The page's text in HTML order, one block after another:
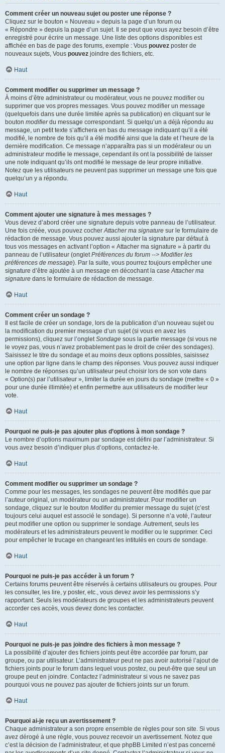
Comment créer un nouveau sujet ou poster une réponse ?
Cliquez sur le bouton « Nouveau » depuis la page d’un forum ou
« Répondre » depuis la page d’un sujet. Il se peut que vous ayez besoin d’être
enregistré pour écrire un message. Une liste des options disponibles est
affichée en bas de page des forums, exemple : Vous pouvez poster de
nouveaux sujets, Vous pouvez joindre des fichiers, etc.
Haut
Comment modifier ou supprimer un message ?
À moins d’être administrateur ou modérateur, vous ne pouvez modifier ou
supprimer que vos propres messages. Vous pouvez modifier un message
(quelquefois dans une durée limitée après sa publication) en cliquant sur le
bouton modifierdu message correspondant. Si quelqu’un a déjà répondu au
message, un petit texte s’affichera en bas du message indiquant qu’il a été
modifié, le nombre de fois qu’il a été modifié ainsi que la date et l’heure de la
dernière modification. Ce message n’apparaîtra pas si un modérateur ou un
administrateur modifie le message, cependant ils ont la possibilité de laisser
une note indiquant qu’ils ont modifié le message de leur propre initiative.
Notez que les utilisateurs ne peuvent pas supprimer un message une fois que
quelqu’un y a répondu.
Haut
Comment ajouter une signature à mes messages ?
Vous devez d’abord créer une signature depuis votre panneau de l’utilisateur.
Une fois créée, vous pouvez cocherAttacher ma signature sur le formulaire de
rédaction de message. Vous pouvez aussi ajouter la signature par défaut à
tous vos messages en activant l’option « Attacher ma signature » à partir du
panneau de l’utilisateur (ongletPréférences du forum --> Modifier les
préférences de message). Par la suite, vous pourrez toujours empêcher une
signature d’être ajoutée à un message en décochant la caseAttacher ma
signature dans le formulaire de rédaction de message.
Haut
Comment créer un sondage ?
Il est facile de créer un sondage, lors de la publication d’un nouveau sujet ou
la modification du premier message d’un sujet (si vous en avez les
permissions), cliquez sur l’ongletSondage sous la partie message (si vous ne
le voyez pas, vous n’avez probablement pas le droit de créer des sondages).
Saisissez le titre du sondage et au moins deux options possibles, saisissez
une option par ligne dans le champ des réponses. Vous pouvez aussi indiquer
le nombre de réponses qu’un utilisateur peut choisir lors de son vote dans
« Option(s) par l’utilisateur », limiter la durée en jours du sondage (mettre « 0 »
pour une durée illimitée) et enfin permettre aux utilisateurs de modifier leur
vote.
Haut
Pourquoi ne puis-je pas ajouter plus d’options à mon sondage ?
Le nombre d’options maximum par sondage est défini par l’administrateur. Si
vous avez besoin d’indiquer plus d’options, contactez-le.
Haut
Comment modifier ou supprimer un sondage ?
Comme pour les messages, les sondages ne peuvent être modifiés que par
l’auteur original, un modérateur ou un administrateur. Pour modifier un
sondage, cliquez sur le bouton Modifierdu premier message du sujet (c’est
toujours celui auquel est associé le sondage). Si personne n’a voté, l’auteur
peut modifier une option ou supprimer le sondage. Autrement, seuls les
modérateurs et les administrateurs peuvent le modifier ou le supprimer. Ceci
pour empêcher le trucage en changeant les intitulés en cours de sondage.
Haut
Pourquoi ne puis-je pas accéder à un forum ?
Certains forums peuvent être réservés à certains utilisateurs ou groupes. Pour
les consulter, les lire, y poster, etc., vous devez avoir les permissions s’y
rapportant. Seuls les modérateurs de groupes et les administrateurs peuvent
accorder ces accès, vous devez donc les contacter.
Haut
Pourquoi ne puis-je pas joindre des fichiers à mon message ?
La possibilité d’ajouter des fichiers joints peut être accordée par forum, par
groupe, ou par utilisateur. L’administrateur peut ne pas avoir autorisé l’ajout de
fichiers joints pour le forum dans lequel vous postez, ou peut-être que seul un
groupe peut en joindre. Contactez l’administrateur si vous ne savez pas
pourquoi vous ne pouvez pas ajouter de fichiers joints sur un forum.
Haut
Pourquoi ai-je reçu un avertissement ?
Chaque administrateur a son propre ensemble de règles pour son site. Si vous
avez dérogé à une règle, vous pouvez recevoir un avertissement. Notez que
c’est la décision de l’administrateur, et que phpBB Limited n’est pas concerné